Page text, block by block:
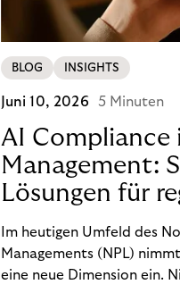
BLOG INSIGHTS
Juni 10, 2026 5 Minuten
AI Compliance
Management:
Lösungen für
Sicherheit
Im heutigen Umfeld des
Managements (NPL)
eine neue Dimension ein.